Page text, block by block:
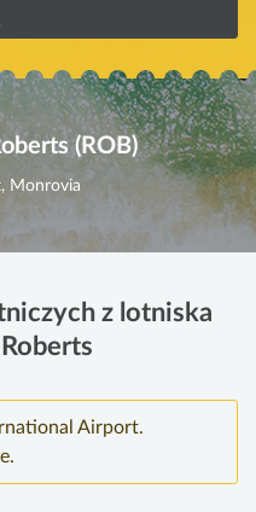
(ROB)
Monrovia
z lotniska
Airport.